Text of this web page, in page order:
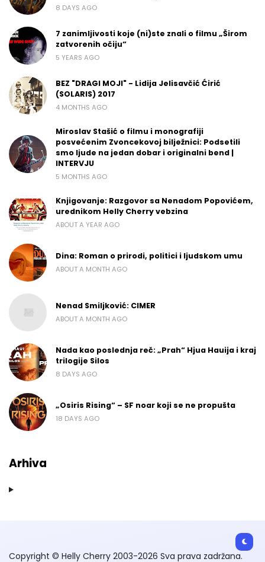
8 DAYS AGO
7 zanimljivosti koje (ni)ste znali o filmu „Širom
zatvorenih očiju“
5 YEARS AGO
BEZ "DRAGI MOJI" - Lidija Jelisavčić Ćirić
(SOLARIS) 2017
4 MONTHS AGO
Miroslav Stašić o filmu i monografiji
posvećenim Zvoncekovoj bilježnici: Podsetili
smo ljude na jedan dobar i originalni bend |
INTERVJU
5 MONTHS AGO
Knjigovanje: Razgovor sa Nenadom Popovićem,
urednikom Helly Cherry vebzina
ABOUT A YEAR AGO
Dina: Roman o prirodi, politici i ljudskom umu
ABOUT A MONTH AGO
Nenad Smiljković: CIMER
ABOUT A MONTH AGO
Nada kao poslednja reč: „Prah“ Hjua Hauija i kraj
trilogije Silos
8 DAYS AGO
„Osiris Rising“ – SF noar koji se ne propušta
18 DAYS AGO
Arhiva
Copyright © Helly Cherry 2003-2026 Sva prava zadržana.